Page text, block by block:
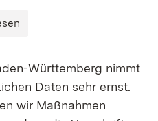
Württemberg nimmt
Daten sehr ernst.
wir Maßnahmen